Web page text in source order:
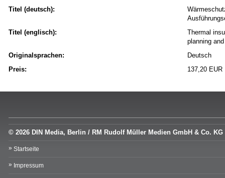
Titel (deutsch):
Titel (englisch):
Thermal
planning
Originalsprachen:
Deutsch
Preis:
137,20 EUR
© 2026 DIN Media, Berlin / RM Rudolf Müller Medien GmbH & Co. KG
Startseite
Impressum